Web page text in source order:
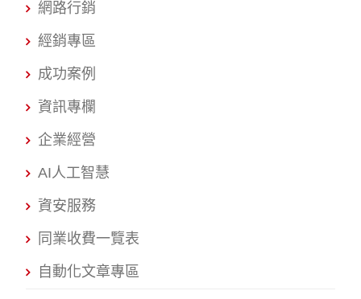
網路行銷
經銷專區
成功案例
資訊專欄
企業經營
AI人工智慧
資安服務
同業收費一覽表
自動化文章專區